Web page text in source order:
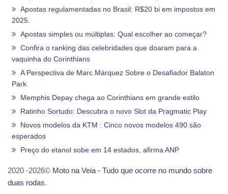
Apostas regulamentadas no Brasil: R$20 bi em impostos em
2025.
Apostas simples ou múltiplas: Qual escolher ao começar?
Confira o ranking das celebridades que doaram para a
vaquinha do Corinthians
A Perspectiva de Marc Márquez Sobre o Desafiador Balaton
Park
Memphis Depay chega ao Corinthians em grande estilo
Ratinho Sortudo: Descubra o novo Slot da Pragmatic Play
Novos modelos da KTM : Cinco novos modelos 490 são
esperados
Preço do etanol sobe em 14 estados, afirma ANP
2020 -2026© Moto na Veia - Tudo que ocorre no mundo sobre
duas rodas.